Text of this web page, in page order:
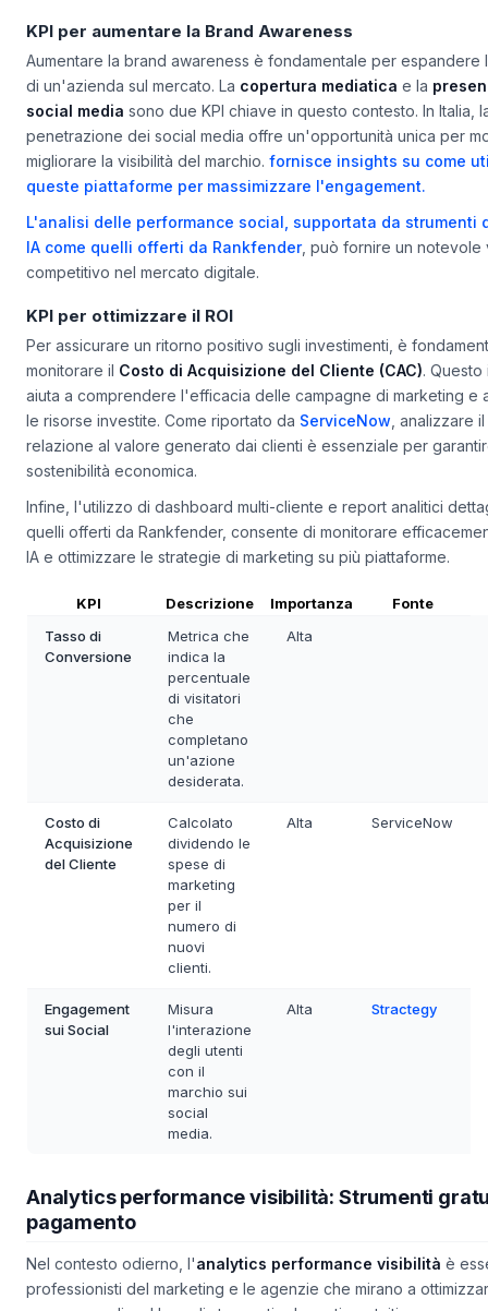
KPI per aumentare la Brand Awareness
Aumentare la brand awareness è fondamentale per espandere
di un'azienda sul mercato. Lacopertura mediaticae la
social media sono due KPI chiave in questo contesto. In Italia,
penetrazione dei social media offre un'opportunità unica per
migliorare la visibilità del marchio.fornisce insights su come
queste piattaforme per massimizzare l'engagement.
L'analisi delle performance social, supportata da strumenti
IA come quelli offerti daRankfender
KPI per ottimizzare il ROI
Per assicurare un ritorno positivo sugli investimenti, è
monitorare ilCosto di Acquisizione del Cliente (CAC).
aiuta a comprendere l'efficacia delle campagne di marketing e
le risorse investite. Come riportato daServiceNow, analizzare il
relazione al valore generato dai clienti è essenziale per
sostenibilità economica.
Infine, l'utilizzo di dashboard multi-cliente e report analitici
quelli offerti da Rankfender, consente di monitorare
KPI Descrizione Importanza
Tasso di
Metrica che
indica la
percentuale
di visitatori
che
completano
un'azione
Costo di
Acquisizione
Calcolato
dividendo le
spese di
marketing
per il
numero di
nuovi
Engagement
Misura
l'interazione
degli utenti
con il
marchio sui
social
Analytics performance visibilità: Strumenti
Nel contesto odierno, l'analytics performance visibilitàè